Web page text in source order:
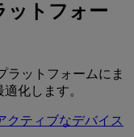
ットフォー
ラットフォームにま
化します。
クティブなデバイス